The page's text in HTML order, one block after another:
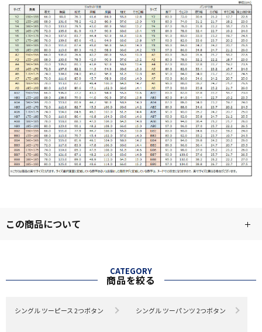
この商品について
CATEGORY
商品を絞る
シングル ツーピース 2つボタン シングル ツーパンツ 2つボタン